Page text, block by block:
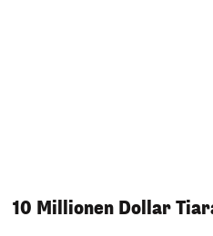
10 Millionen Dollar